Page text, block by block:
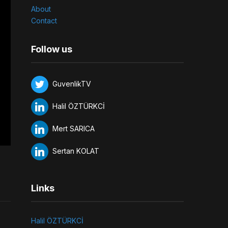
About
Contact
Follow us
GuvenlikTV
Halil ÖZTÜRKCİ
Mert SARICA
Sertan KOLAT
Links
Halil ÖZTÜRKCİ